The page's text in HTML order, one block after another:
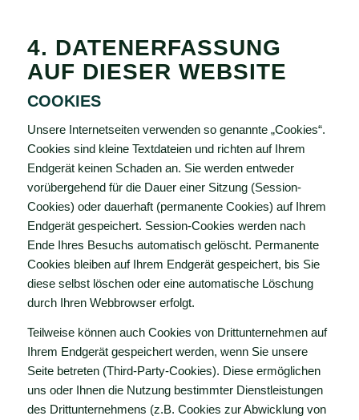
4. DATENERFASSUNG
AUF DIESER WEBSITE
COOKIES
Unsere Internetseiten verwenden so genannte „Cookies“.
Cookies sind kleine Textdateien und richten auf Ihrem
Endgerät keinen Schaden an. Sie werden entweder
vorübergehend für die Dauer einer Sitzung (Session-
Cookies) oder dauerhaft (permanente Cookies) auf Ihrem
Endgerät gespeichert. Session-Cookies werden nach
Ende Ihres Besuchs automatisch gelöscht. Permanente
Cookies bleiben auf Ihrem Endgerät gespeichert, bis Sie
diese selbst löschen oder eine automatische Löschung
durch Ihren Webbrowser erfolgt.
Teilweise können auch Cookies von Drittunternehmen auf
Ihrem Endgerät gespeichert werden, wenn Sie unsere
Seite betreten (Third-Party-Cookies). Diese ermöglichen
uns oder Ihnen die Nutzung bestimmter Dienstleistungen
des Drittunternehmens (z.B. Cookies zur Abwicklung von